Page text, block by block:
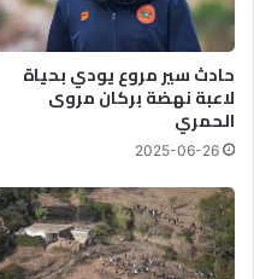
ا
0
2
6
ة
ح
ب
ا
ل
ق
د
م
و
حادث سير مروع يودي بحياة
لاعبة نهضة بركان مروى
الحمري
2025-06-26